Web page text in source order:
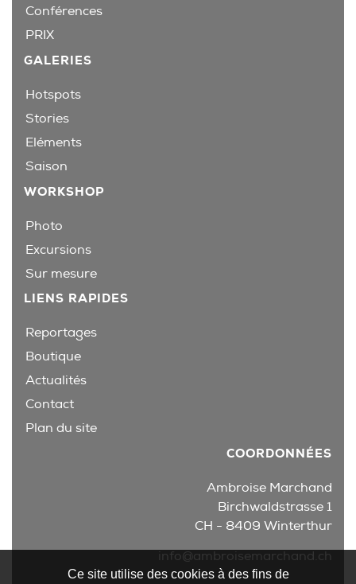
Conférences
PRIX
GALERIES
Hotspots
Stories
Eléments
Saison
WORKSHOP
Photo
Excursions
Sur mesure
LIENS RAPIDES
Reportages
Boutique
Actualités
Contact
Plan du site
COORDONNÉES
Ambroise Marchand
Birchwaldstrasse 1
CH - 8409 Winterthur
info@ambroisemarchand.ch
Ce site utilise des cookies à des fins de